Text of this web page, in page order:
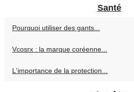
Santé
Pourquoi utiliser des gants...
Vcosrx : la marque coréenne...
L'importance de la protection...